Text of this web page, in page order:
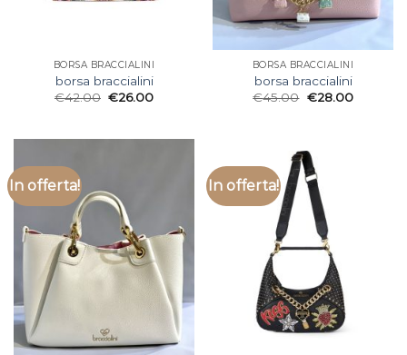
BORSA BRACCIALINI
borsa braccialini
€42.00 €26.00
BORSA BRACCIALINI
borsa braccialini
€45.00 €28.00
In offerta! In offerta!